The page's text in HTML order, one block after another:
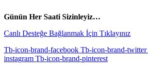
Günün Her Saati Sizinleyiz…
Canlı Desteğe Bağlanmak İçin Tıklayınız
Tb-icon-brand-facebook Tb-icon-brand-twitter
instagram Tb-icon-brand-pinterest